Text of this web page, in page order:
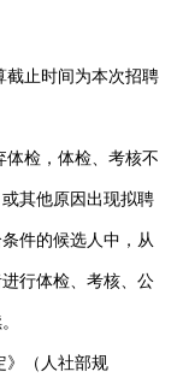
截止时间为本次招聘
体检，体检、考核不
其他原因出现拟聘
件的候选人中，从
行体检、考核、公
》（人社部规